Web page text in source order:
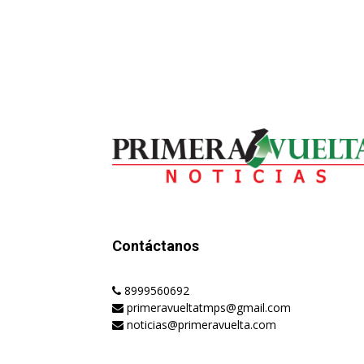
Contáctanos
8999560692
primeravueltatmps@gmail.com
noticias@primeravuelta.com